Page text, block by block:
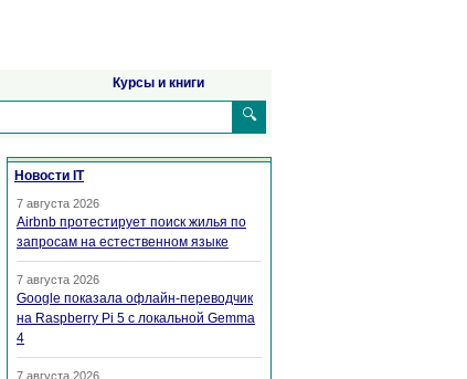
Курсы и книги
🔍
Новости IT
7 августа 2026
Airbnb протестирует поиск жилья по
запросам на естественном языке
7 августа 2026
Google показала офлайн-переводчик
на Raspberry Pi 5 с локальной Gemma
4
7 августа 2026